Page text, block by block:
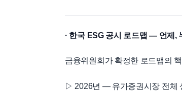
· 한국 ESG 공시 로드맵 — 언제,
금융위원회가 확정한 로드맵의
▷ 2026년 — 유가증권시장 전체